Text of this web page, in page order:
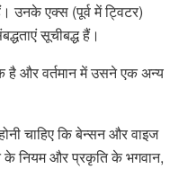
उनके एक्स (पूर्व में ट्विटर)
सूचीबद्ध हैं।
है और वर्तमान में उसने एक अन्य
चाहिए कि बेन्सन और वाइज
के नियम और प्रकृति के भगवान,